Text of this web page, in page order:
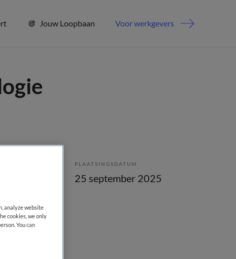
Jouw Loopbaan Voor werkgevers
PLAATSINGSDATUM
25 september 2025
analyze website
cookies, we only
You can